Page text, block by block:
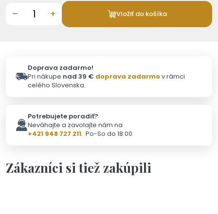
– + Vložiť do košíka
Doprava zadarmo!
Pri nákupe nad 39 € doprava zadarmov rámci
celého Slovenska.
Potrebujete poradiť?
Neváhajte a zavolajte nám na
+421 948 727 211. Po-So do 18:00
Zákazníci si tiež zakúpili